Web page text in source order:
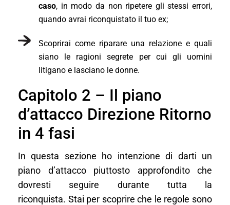
caso, in modo da non ripetere gli stessi errori,
quando avrai riconquistato il tuo ex;
Scoprirai come riparare una relazione e quali
siano le ragioni segrete per cui gli uomini
litigano e lasciano le donne.
Capitolo 2 – Il piano
d’attacco Direzione Ritorno
in 4 fasi
In questa sezione ho intenzione di darti un
piano d’attacco piuttosto approfondito che
dovresti seguire durante tutta la
riconquista. Stai per scoprire che le regole sono